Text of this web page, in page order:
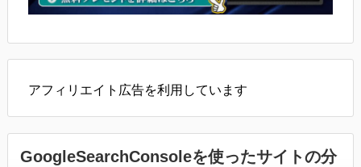
アフィリエイト広告を利用しています
GoogleSearchConsoleを使ったサイトの分